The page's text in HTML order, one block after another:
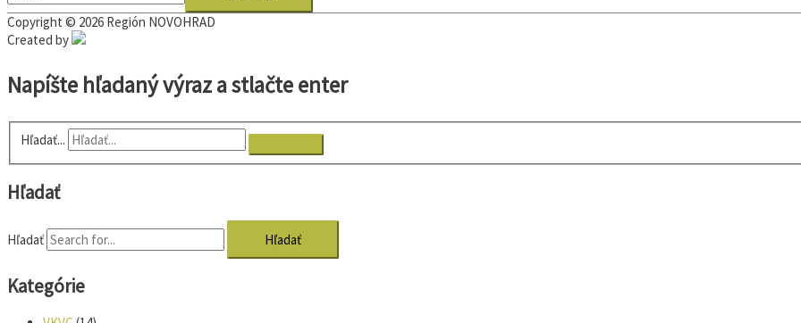
Copyright © 2026 Región NOVOHRAD
Created by
Napíšte hľadaný výraz a stlačte enter
Hľadať...
Hľadať
Hľadať
Kategórie